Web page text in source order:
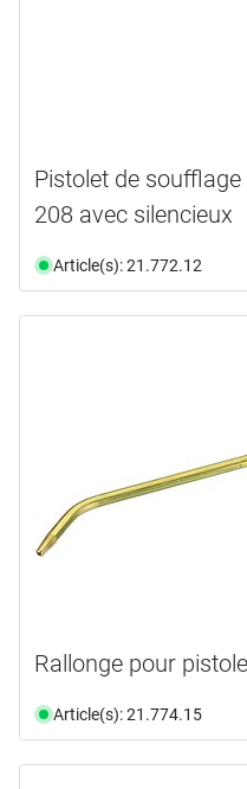
Pistolet de
208 avec silencieux
Article(s): 21.772.12
Rallonge pour
Article(s): 21.774.15